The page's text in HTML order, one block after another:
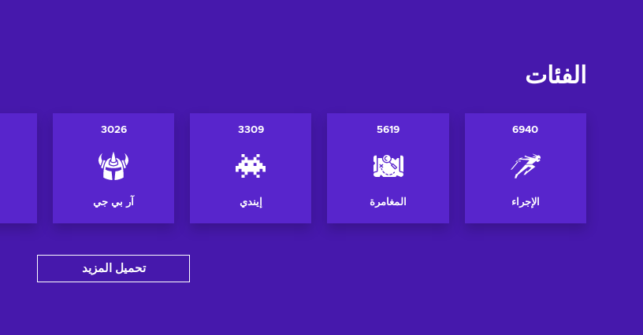
الفئات
6940
الإجراء
5619
المغامرة
3309
إيندي
3026
آر بي جي
تحميل المزيد